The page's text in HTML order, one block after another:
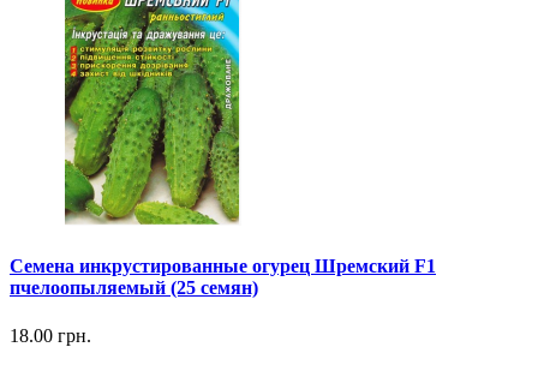
Семена инкрустированные огурец Шремский F1
пчелоопыляемый (25 семян)
18.00 грн.